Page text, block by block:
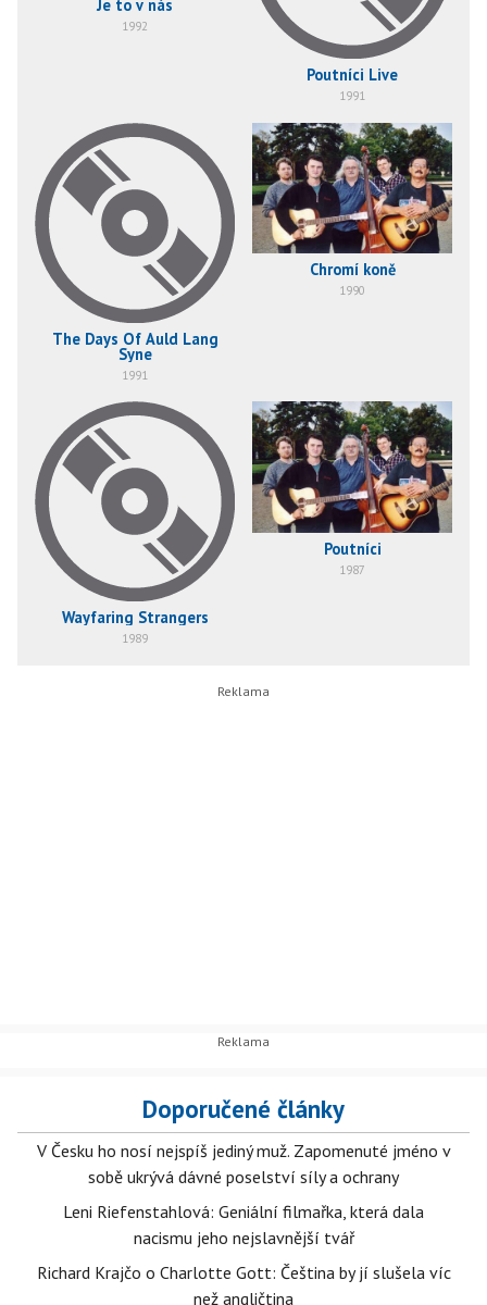
Je to v nás
1992
Poutníci Live
1991
The Days Of Auld Lang
Syne
1991
Chromí koně
1990
Wayfaring Strangers
1989
Poutníci
1987
Doporučené články
V Česku ho nosí nejspíš jediný muž. Zapomenuté jméno v
sobě ukrývá dávné poselství síly a ochrany
Leni Riefenstahlová: Geniální filmařka, která dala
nacismu jeho nejslavnější tvář
Richard Krajčo o Charlotte Gott: Čeština by jí slušela víc
než angličtina